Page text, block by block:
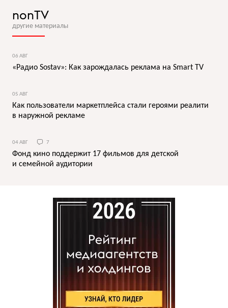
nonTV
другие материалы
06 АВГ
«Радио Sostav»: Как зарождалась реклама на Smart TV
05 АВГ
Как пользователи маркетплейса стали героями реалити
в наружной рекламе
04 АВГ 7
Фонд кино поддержит 17 фильмов для детской
и семейной аудитории